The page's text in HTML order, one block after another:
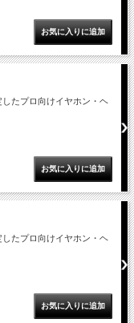
たプロ向けイヤホン・ヘ
たプロ向けイヤホン・ヘ